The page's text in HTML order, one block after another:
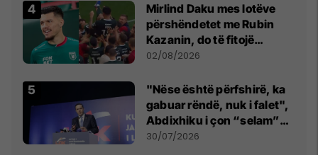
Mirlind Daku mes lotëve
përshëndetet me Rubin
Kazanin, do të fitojë
miliona te Spartak Moska
02/08/2026
"Nëse është përfshirë, ka
gabuar rëndë, nuk i falet",
Abdixhiku i çon “selam”
Përparim Ramës
30/07/2026